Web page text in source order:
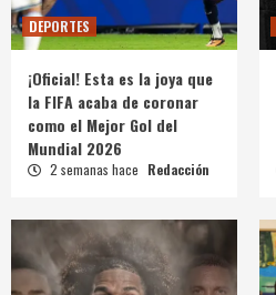
DEPORTES
¡Oficial! Esta es la joya que
la FIFA acaba de coronar
como el Mejor Gol del
Mundial 2026
2 semanas hace Redacción